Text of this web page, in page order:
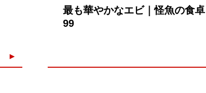
最も華やかなエビ｜怪魚の食卓
99